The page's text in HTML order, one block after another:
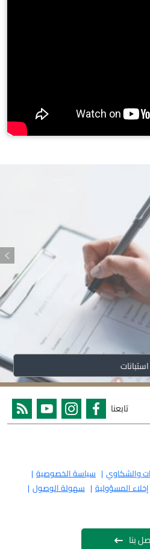
استبانات
تابعنا
والشكاوي
سياسة الخصوصية
إخلاء المسؤولية
سهولة الوصول
بنا